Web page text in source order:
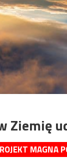
Ziemię
MAGNA